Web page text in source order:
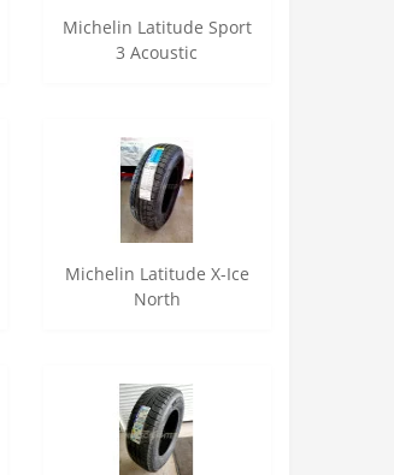
Michelin Latitude Sport
3 Acoustic
Michelin Latitude X-Ice
North